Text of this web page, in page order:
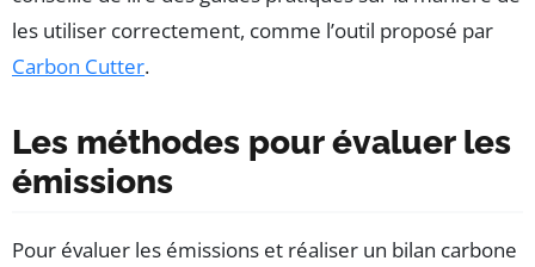
les utiliser correctement, comme l’outil proposé par
Carbon Cutter.
Les méthodes pour évaluer les
émissions
Pour évaluer les émissions et réaliser un bilan carbone